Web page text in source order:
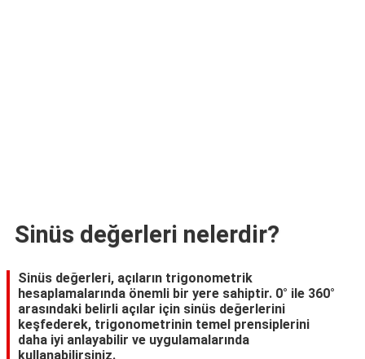
Sinüs değerleri nelerdir?
Sinüs değerleri, açıların trigonometrik
hesaplamalarında önemli bir yere sahiptir. 0° ile 360°
arasındaki belirli açılar için sinüs değerlerini
keşfederek, trigonometrinin temel prensiplerini
daha iyi anlayabilir ve uygulamalarında
kullanabilirsiniz.